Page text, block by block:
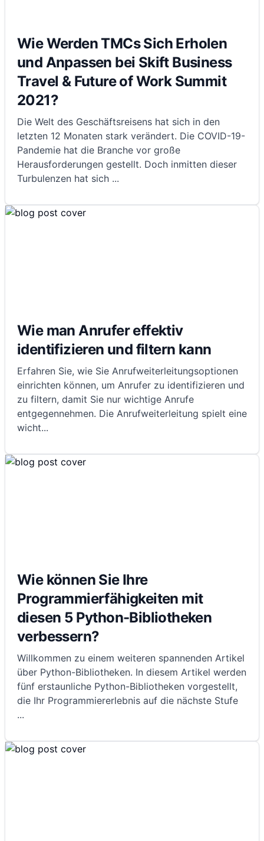
Wie Werden TMCs Sich Erholen
und Anpassen bei Skift Business
Travel & Future of Work Summit
2021?
Die Welt des Geschäftsreisens hat sich in den
letzten 12 Monaten stark verändert. Die COVID-19-
Pandemie hat die Branche vor große
Herausforderungen gestellt. Doch inmitten dieser
Turbulenzen hat sich ...
Wie man Anrufer effektiv
identifizieren und filtern kann
Erfahren Sie, wie Sie Anrufweiterleitungsoptionen
einrichten können, um Anrufer zu identifizieren und
zu filtern, damit Sie nur wichtige Anrufe
entgegennehmen. Die Anrufweiterleitung spielt eine
wicht...
Wie können Sie Ihre
Programmierfähigkeiten mit
diesen 5 Python-Bibliotheken
verbessern?
Willkommen zu einem weiteren spannenden Artikel
über Python-Bibliotheken. In diesem Artikel werden
fünf erstaunliche Python-Bibliotheken vorgestellt,
die Ihr Programmiererlebnis auf die nächste Stufe
...